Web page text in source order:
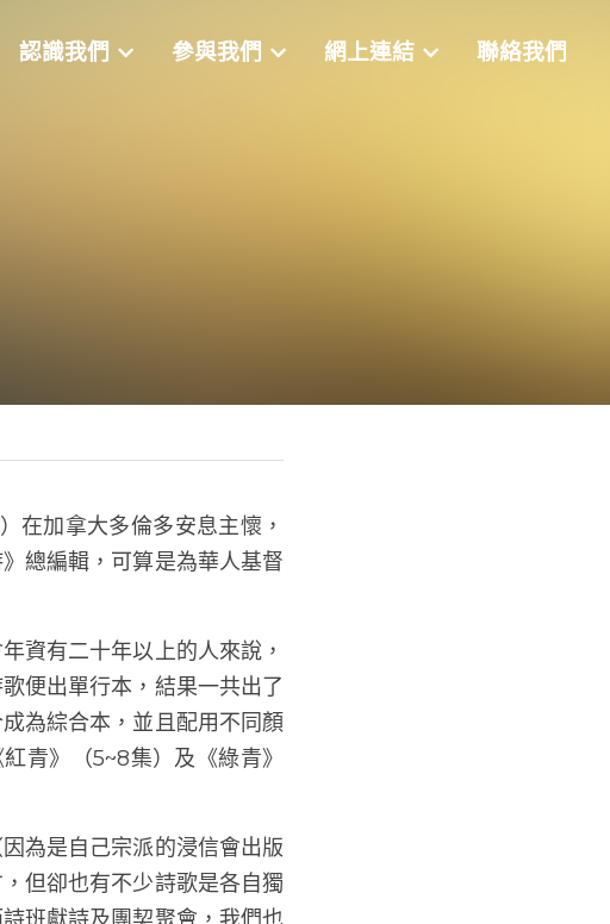
認識我們 參與我們 網上連結 聯絡我們
總編輯，可算是為華人基督
資有二十年以上的人來說，
便出單行本，結果一共出了
青》（5~8集）及《綠青》